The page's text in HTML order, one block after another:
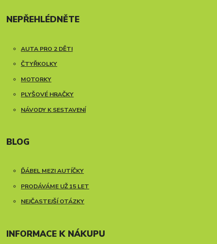
NEPŘEHLÉDNĚTE
AUTA PRO 2 DĚTI
ČTYŘKOLKY
MOTORKY
PLYŠOVÉ HRAČKY
NÁVODY K SESTAVENÍ
BLOG
ĎÁBEL MEZI AUTÍČKY
PRODÁVÁME UŽ 15 LET
NEJČASTEJŠÍ OTÁZKY
INFORMACE K NÁKUPU